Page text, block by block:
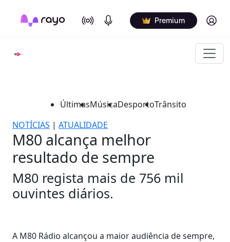
On Air Podcasts Premium Log in
ÚltimasMúsicaDesportoTrânsito
NOTÍCIAS | ATUALIDADE
M80 alcança melhor
resultado de sempre
M80 regista mais de 756 mil
ouvintes diários.
A M80 Rádio alcançou a maior audiência de sempre,